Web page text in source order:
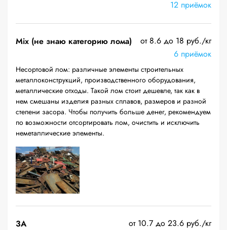
12 приёмок
Mix (не знаю категорию лома)
от 8.6 до 18 руб./кг
6 приёмок
Несортовой лом: различные элементы строительных
металлоконструкций, производственного оборудования,
металлические отходы. Такой лом стоит дешевле, так как в
нем смешаны изделия разных сплавов, размеров и разной
степени засора. Чтобы получить больше денег, рекомендуем
по возможности отсортировать лом, очистить и исключить
неметаллические элементы.
3А
от 10.7 до 23.6 руб./кг